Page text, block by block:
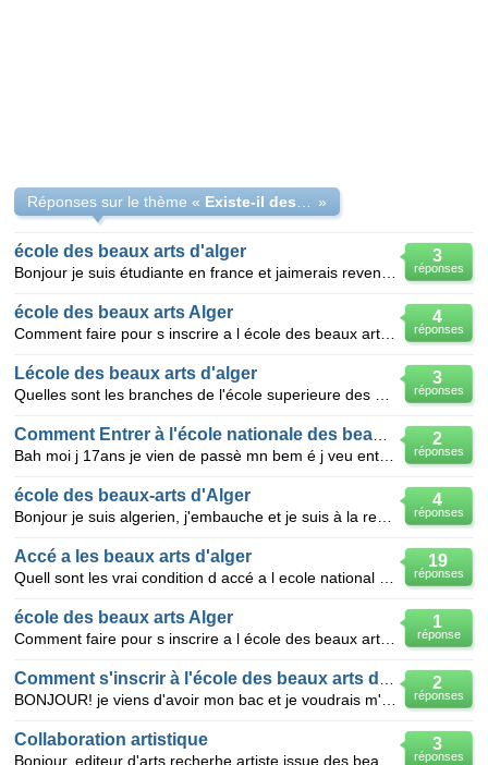
Réponses sur le thème « »
3
réponses
école des beaux arts d'alger
4
réponses
école des beaux arts Alger
3
réponses
Lécole des beaux arts d'alger
2
réponses
4
réponses
école des beaux-arts d'Alger
19
réponses
Accé a les beaux arts d'alger
1
réponse
école des beaux arts Alger
2
réponses
3
réponses
Collaboration artistique